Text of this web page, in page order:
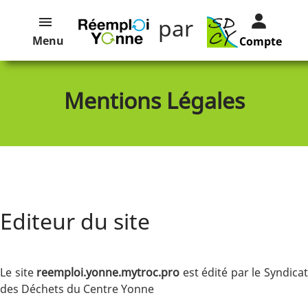
Menu par Compte
Mentions Légales
Editeur du site
Le site reemploi.yonne.mytroc.pro est édité par le Syndicat
des Déchets du Centre Yonne